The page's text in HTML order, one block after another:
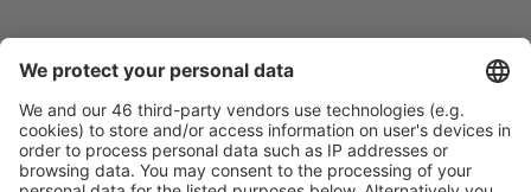
Schnell und einfach suchen
Angebot an Ihre Bedürfnisse angepasst.